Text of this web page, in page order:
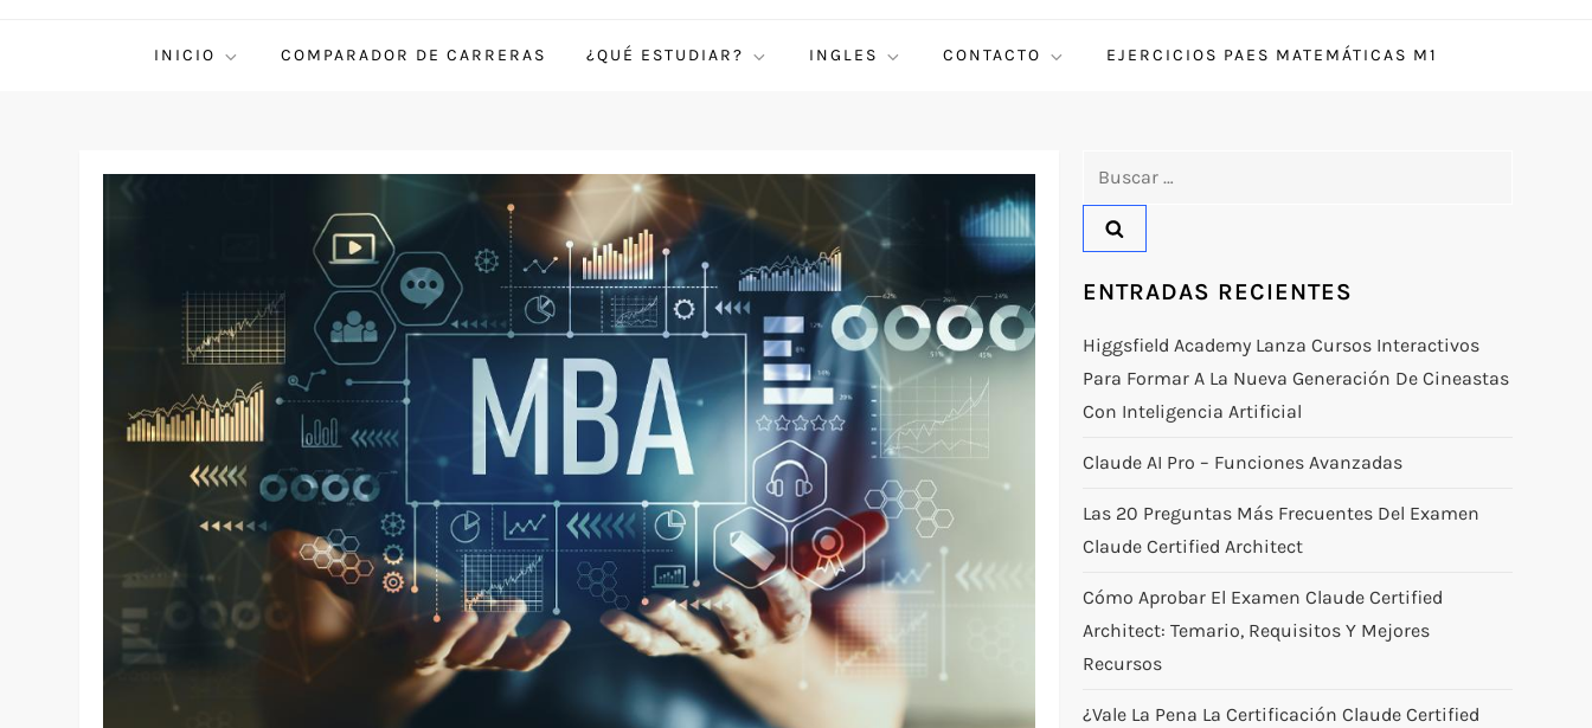
INICIO COMPARADOR DE CARRERAS ¿QUÉ ESTUDIAR? INGLES CONTACTO EJERCICIOS PAES MATEMÁTICAS M1
ENTRADAS RECIENTES
Higgsfield Academy Lanza Cursos Interactivos
Para Formar A La Nueva Generación De Cineastas
Con Inteligencia Artificial
Claude AI Pro – Funciones Avanzadas
Las 20 Preguntas Más Frecuentes Del Examen
Claude Certified Architect
Cómo Aprobar El Examen Claude Certified
Architect: Temario, Requisitos Y Mejores
Recursos
¿Vale La Pena La Certificación Claude Certified